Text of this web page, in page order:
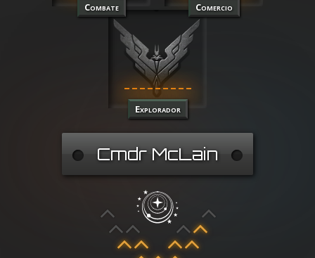
Combate Comercio
Explorador
Cmdr McLain